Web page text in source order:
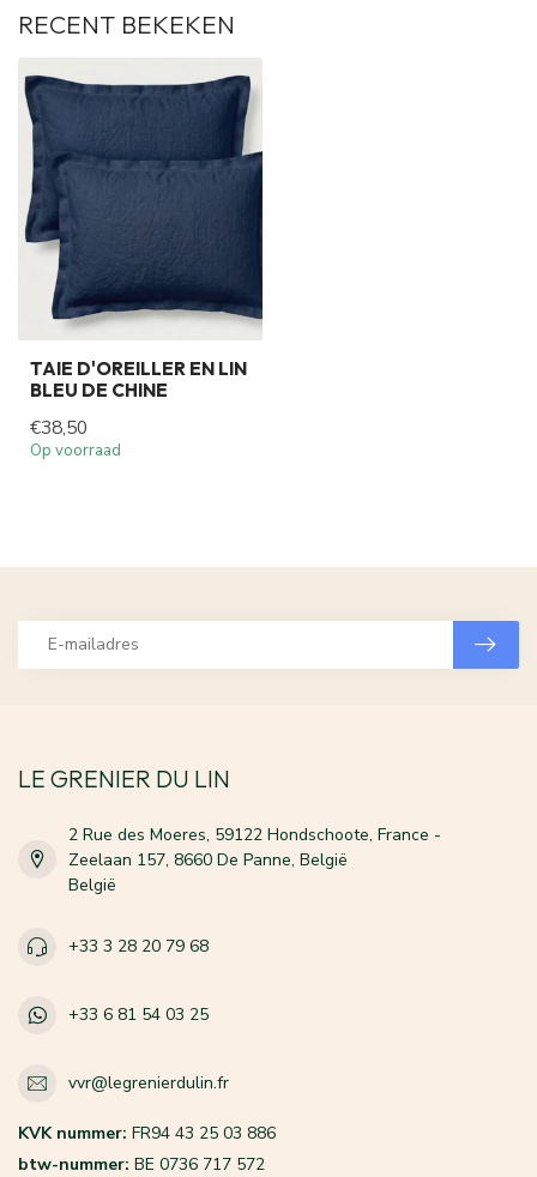
RECENT BEKEKEN
TAIE D'OREILLER EN LIN
BLEU DE CHINE
€38,50
Op voorraad
LE GRENIER DU LIN
2 Rue des Moeres, 59122 Hondschoote, France -
Zeelaan 157, 8660 De Panne, België
België
+33 3 28 20 79 68
+33 6 81 54 03 25
vvr@legrenierdulin.fr
KVK nummer: FR94 43 25 03 886
btw-nummer: BE 0736 717 572